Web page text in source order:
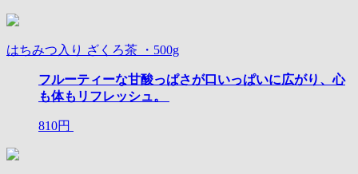
はちみつ入り ざくろ茶 ・500g
フルーティーな甘酸っぱさが口いっぱいに広がり、心
も体もリフレッシュ。
810円